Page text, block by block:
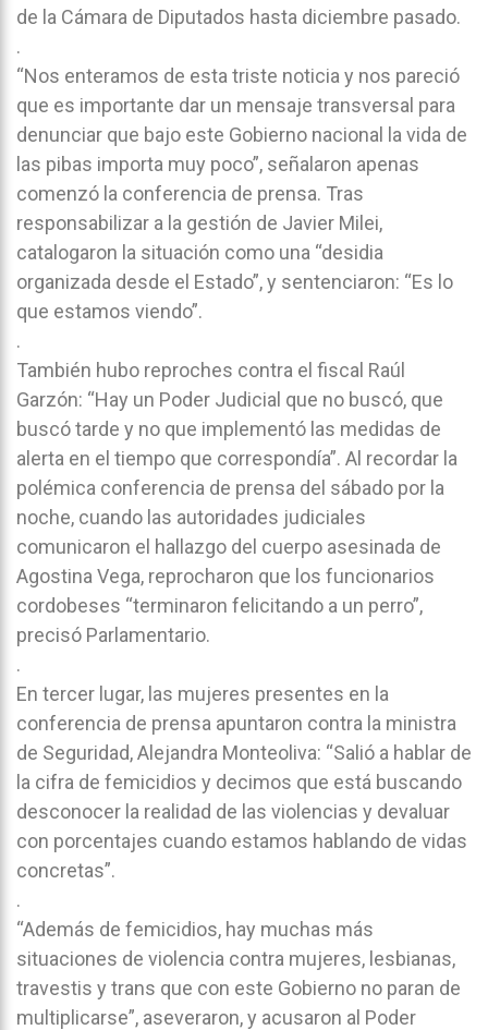
de la Cámara de Diputados hasta diciembre pasado.
.
“Nos enteramos de esta triste noticia y nos pareció
que es importante dar un mensaje transversal para
denunciar que bajo este Gobierno nacional la vida de
las pibas importa muy poco”, señalaron apenas
comenzó la conferencia de prensa. Tras
responsabilizar a la gestión de Javier Milei,
catalogaron la situación como una “desidia
organizada desde el Estado”, y sentenciaron: “Es lo
que estamos viendo”.
.
También hubo reproches contra el fiscal Raúl
Garzón: “Hay un Poder Judicial que no buscó, que
buscó tarde y no que implementó las medidas de
alerta en el tiempo que correspondía”. Al recordar la
polémica conferencia de prensa del sábado por la
noche, cuando las autoridades judiciales
comunicaron el hallazgo del cuerpo asesinada de
Agostina Vega, reprocharon que los funcionarios
cordobeses “terminaron felicitando a un perro”,
precisó Parlamentario.
.
En tercer lugar, las mujeres presentes en la
conferencia de prensa apuntaron contra la ministra
de Seguridad, Alejandra Monteoliva: “Salió a hablar de
la cifra de femicidios y decimos que está buscando
desconocer la realidad de las violencias y devaluar
con porcentajes cuando estamos hablando de vidas
concretas”.
.
“Además de femicidios, hay muchas más
situaciones de violencia contra mujeres, lesbianas,
travestis y trans que con este Gobierno no paran de
multiplicarse”, aseveraron, y acusaron al Poder